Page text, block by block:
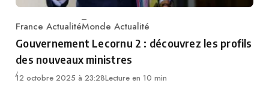
Category
France ActualitéMonde Actualité
Gouvernement Lecornu 2 : découvrez les profils
des nouveaux ministres
12 octobre 2025 à 23:28Lecture en 10 min